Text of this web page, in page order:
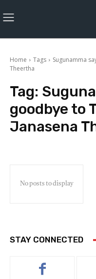
Home Tags
Sugunamma
Theertha
Tag:
goodbye to
Janasena
No posts to display
STAY CONNECTED